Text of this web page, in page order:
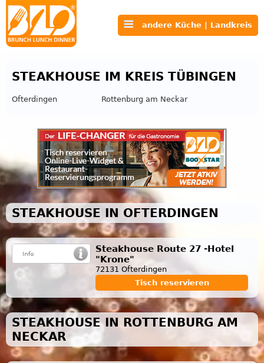
andere Küche | Landkreis
STEAKHOUSE IM KREIS TÜBINGEN
Ofterdingen Rottenburg am Neckar
STEAKHOUSE IN OFTERDINGEN
Steakhouse Route 27 -Hotel
"Krone"
72131 Ofterdingen
Tisch reservieren
STEAKHOUSE IN ROTTENBURG AM
NECKAR